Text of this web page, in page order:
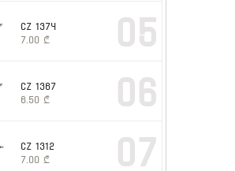
CZ 1374
7.00 ₾ 05
CZ 1367
6.50 ₾ 06
CZ 1312
7.00 ₾ 07